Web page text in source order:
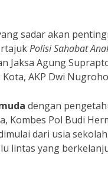
sadar akan
Polisi Sahabat
Jaksa Agung
AKP Dwi
dengan
Pol Budi
dari usia
lintas yang